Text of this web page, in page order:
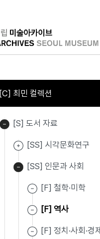
로그인
[C] 최민 컬렉션
[S] 도서 자료
[SS] 시각문화연구
[SS] 인문과 사회
[F] 철학·미학
[F] 역사
[F] 정치·사회·경제